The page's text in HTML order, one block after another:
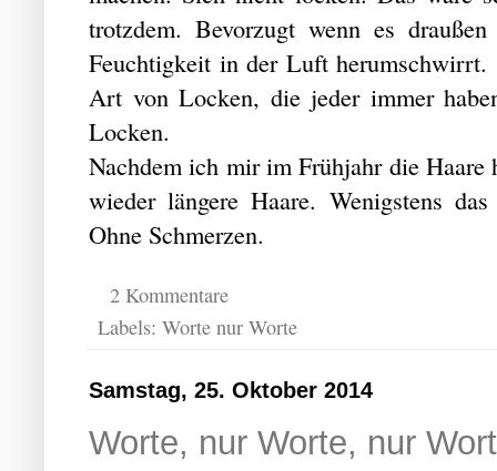
trotzdem. Bevorzugt wenn es
Feuchtigkeit in der Luft
Art von Locken, die jeder immer
Locken.
Nachdem ich mir im Frühjahr die Haare
wieder längere Haare. Wenigstens
Ohne Schmerzen.
2 Kommentare
Labels: Worte nur Worte
Samstag, 25. Oktober 2014
Worte, nur Worte, nur